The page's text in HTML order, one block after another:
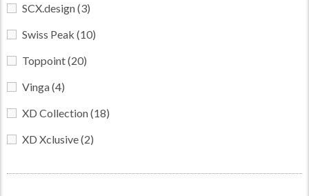
SCX.design(3)
Swiss Peak (10)
Toppoint(20)
Vinga(4)
XD Collection(18)
XD Xclusive(2)